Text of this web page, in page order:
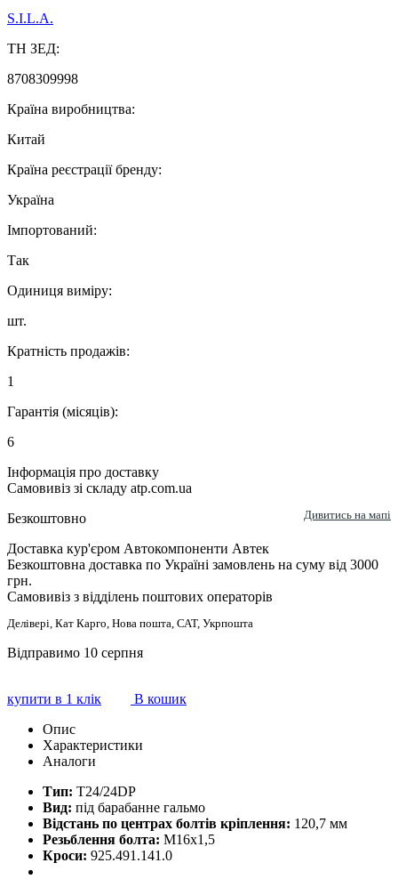
S.I.L.A.
ТН ЗЕД:
8708309998
Країна виробництва:
Китай
Країна реєстрації бренду:
Україна
Імпортований:
Так
Одиниця виміру:
шт.
Кратність продажів:
1
Гарантія (місяців):
6
Інформація про доставку
Самовивіз зі складу atp.com.ua
Безкоштовно
Дивитись на мапі
Доставка кур'єром Автокомпоненти Автек
Безкоштовна доставка по Україні замовлень на суму від 3000
грн.
Самовивіз з відділень поштових операторів
Делівері, Кат Карго, Нова пошта, САТ, Укрпошта
Відправимо 10 серпня
купити в 1 клік
В кошик
Опис
Характеристики
Аналоги
Тип: Т24/24DP
Вид: під барабанне гальмо
Відстань по центрах болтів кріплення: 120,7 мм
Резьблення болта: М16х1,5
Кроси: 925.491.141.0